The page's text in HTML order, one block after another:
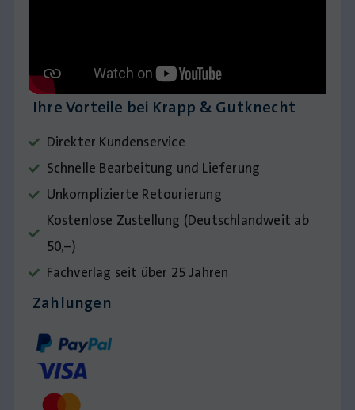
Ihre Vorteile bei Krapp & Gutknecht
Direkter Kundenservice
Schnelle Bearbeitung und Lieferung
Unkomplizierte Retourierung
Kostenlose Zustellung (Deutschlandweit ab
50,–)
Fachverlag seit über 25 Jahren
Zahlungen